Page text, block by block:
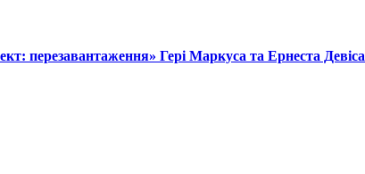
перезавантаження» Гері Маркуса та Ернеста Девіса